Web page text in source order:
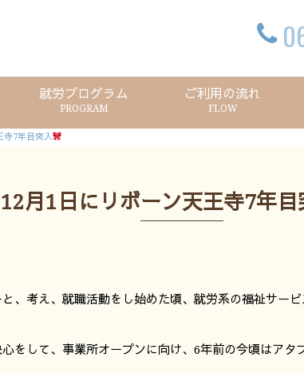
就労プログラム
PROGRAM
ご利用の流れ
FLOW
寺7年目突入
12月1日にリボーン天王寺7年目
、考え、就職活動をし始めた頃、就労系の福祉サー
をして、事業所オープンに向け、6年前の今頃はアタ